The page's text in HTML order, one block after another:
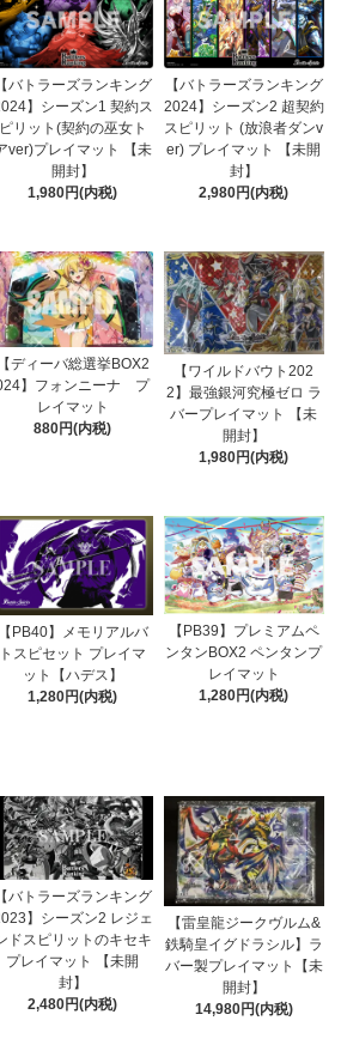
【バトラーズランキング
】シーズン1 契約ス
ピリット(契約の巫女ト
ver)プレイマット 【未
開封】
1,980円(内税)
【バトラーズランキング
2024】シーズン2 超契約
スピリット (放浪者ダンv
er) プレイマット 【未開
封】
2,980円(内税)
【ディーバ総選挙BOX2
】フォンニーナ プ
レイマット
880円(内税)
【ワイルドバウト202
2】最強銀河究極ゼロ ラ
バープレイマット 【未
開封】
1,980円(内税)
【PB40】メモリアルバ
トスピセット プレイマ
ット【ハデス】
1,280円(内税)
【PB39】プレミアムペ
ンタンBOX2 ペンタンプ
レイマット
1,280円(内税)
【バトラーズランキング
】シーズン2 レジェ
ドスピリットのキセキ
プレイマット 【未開
封】
2,480円(内税)
【雷皇龍ジークヴルム&
鉄騎皇イグドラシル】ラ
バー製プレイマット【未
開封】
14,980円(内税)